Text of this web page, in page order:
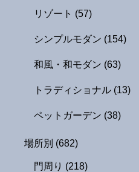
リゾート (57)
シンプルモダン (154)
和風・和モダン (63)
トラディショナル (13)
ペットガーデン (38)
場所別 (682)
門周り (218)